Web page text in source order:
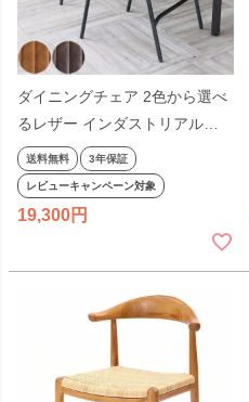
ダイニングチェア 2色から選べ
るレザー インダストリアル
RLC320 背もたれ 椅子 いす イ
ス 合皮 アンティーク おしゃれ
ブラウン ダークブラウン
送料無料 3年保証
レビューキャンペーン対象
19,300